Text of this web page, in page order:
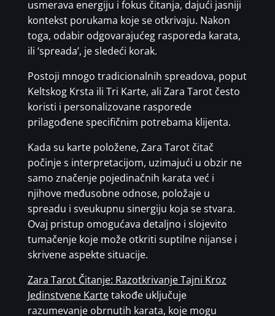
usmerava energiju i fokus čitanja, dajući jasniji
kontekst porukama koje se otkrivaju. Nakon
toga, odabir odgovarajućeg rasporeda karata,
ili ‘spreada’, je sledeći korak.
Postoji mnogo tradicionalnih spreadova, poput
Keltskog Krsta ili Tri Karte, ali Zara Tarot često
koristi i personalizovane rasporede
prilagođene specifičnim potrebama klijenta.
Kada su karte položene, Zara Tarot čitač
počinje s interpretacijom, uzimajući u obzir ne
samo značenje pojedinačnih karata već i
njihove međusobne odnose, položaje u
spreadu i sveukupnu sinergiju koja se stvara.
Ovaj pristup omogućava detaljno i slojevito
tumačenje koje može otkriti suptilne nijanse i
skrivene aspekte situacije.
Zara Tarot Čitanje: Razotkrivanje Tajni Kroz
Jedinstvene Kartetakođe uključuje
razumevanje obrnutih karata, koje mogu